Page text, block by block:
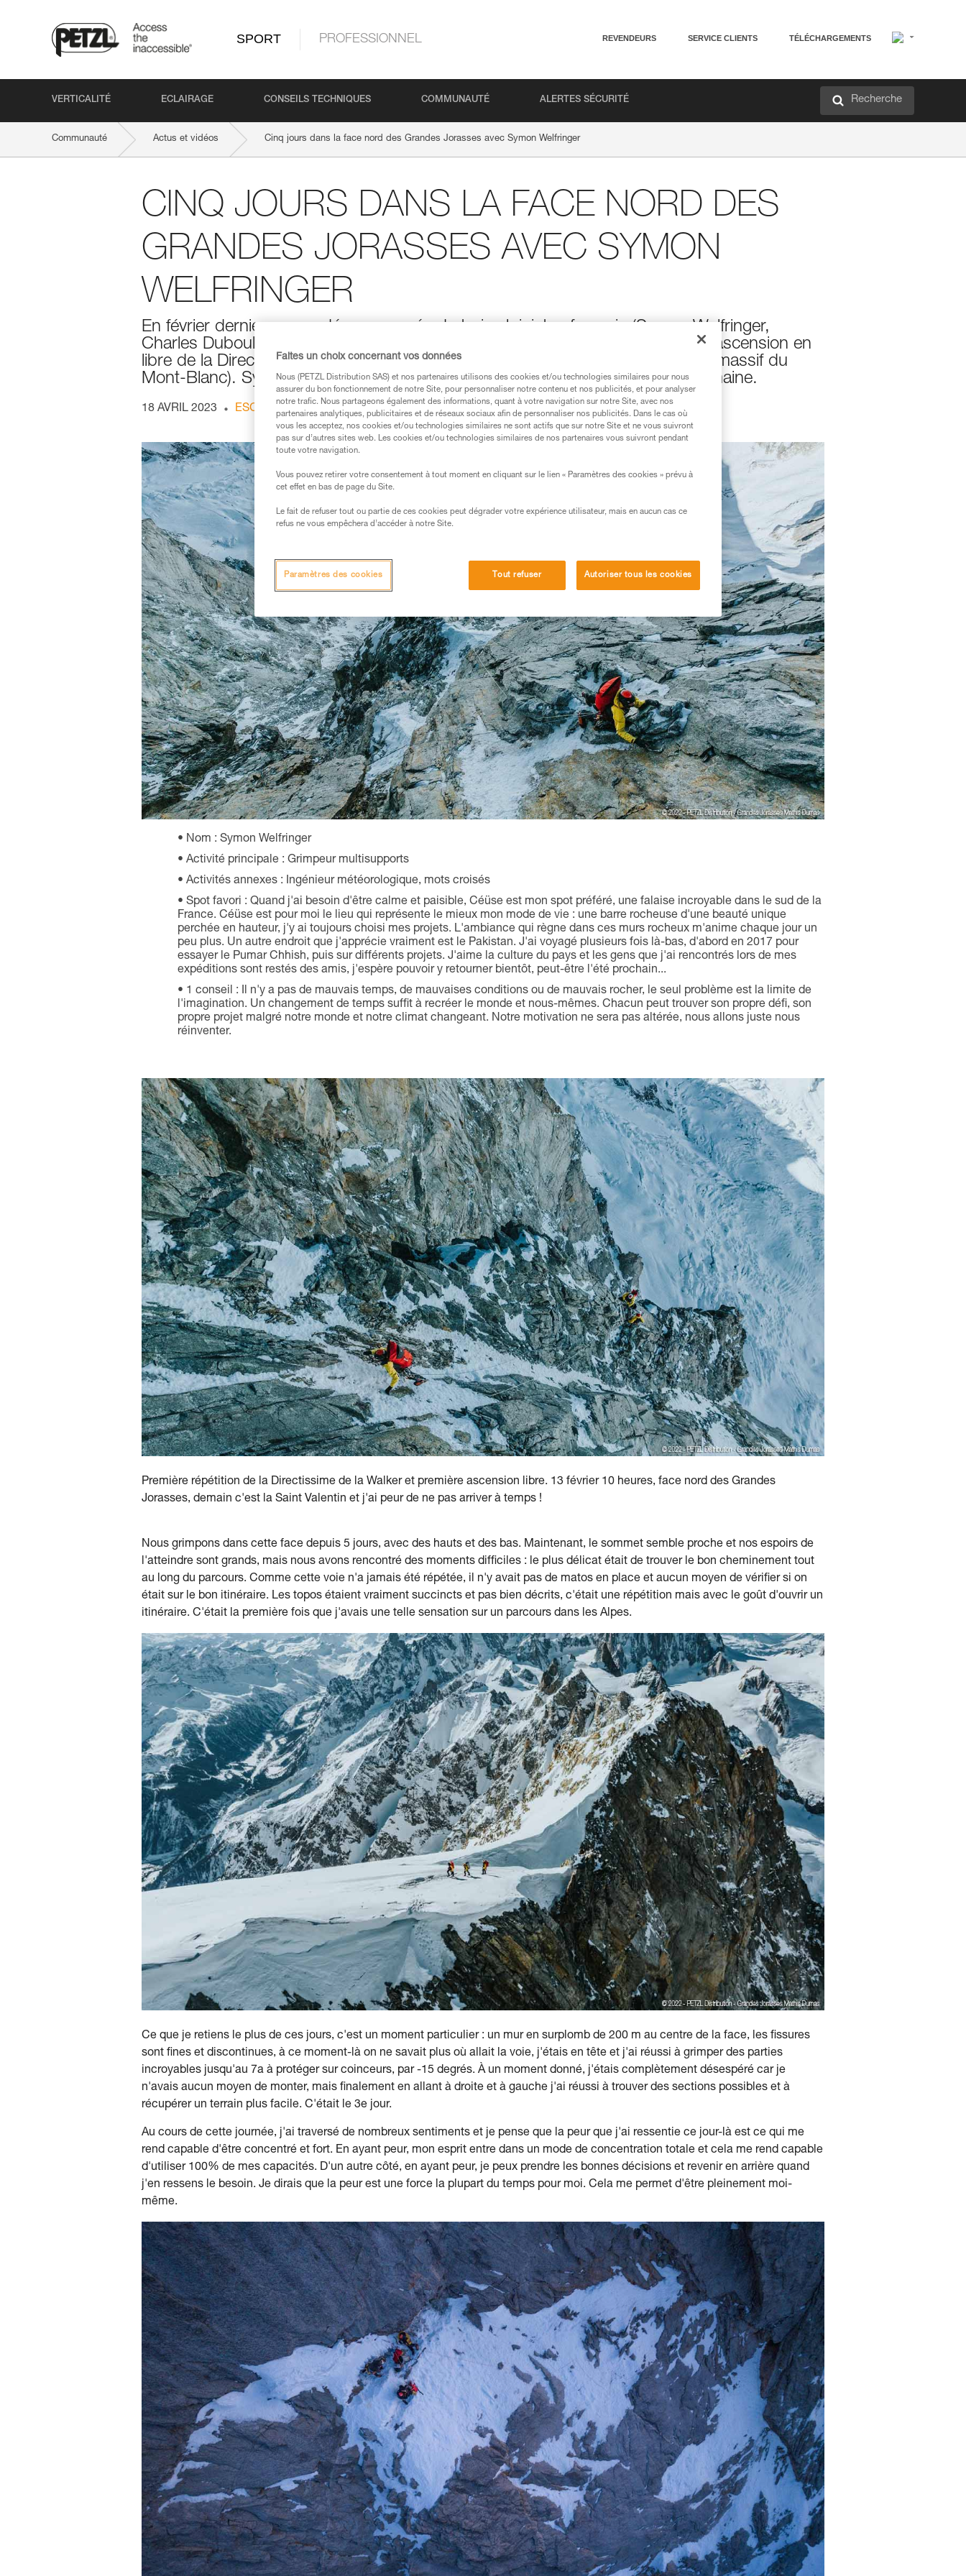
SPORT PROFESSIONNEL REVENDEURS SERVICE CLIENTS TÉLÉCHARGEMENTS
VERTICALITÉ ECLAIRAGE CONSEILS TECHNIQUES COMMUNAUTÉ ALERTES SÉCURITÉ Recherche
Communauté Actus et vidéos Cinq jours dans la face nord des Grandes Jorasses avec Symon Welfringer
CINQ JOURS DANS LA FACE NORD DES
GRANDES JORASSES AVEC SYMON
WELFRINGER
En février dernier, un cordée composée de trois alpinistes français (Symon Welfringer,
Charles Dubouloz et Clovis Paulin, signait la première répétition et la première ascension en
libre de la Directissime de la Walker dans la face nord des Grandes Jorasses (massif du
Mont-Blanc). Symon nous raconte ici cette incroyable aventure sportive et humaine.
18 AVRIL 2023 ESCALADE EN SALLE ET EN FALAISE
Nom : Symon Welfringer
Activité principale : Grimpeur multisupports
Activités annexes : Ingénieur météorologique, mots croisés
Spot favori : Quand j'ai besoin d'être calme et paisible, Céüse est mon spot préféré, une falaise incroyable dans le sud de la
France. Céüse est pour moi le lieu qui représente le mieux mon mode de vie : une barre rocheuse d'une beauté unique
perchée en hauteur, j'y ai toujours choisi mes projets. L'ambiance qui règne dans ces murs rocheux m'anime chaque jour un
peu plus. Un autre endroit que j'apprécie vraiment est le Pakistan. J'ai voyagé plusieurs fois là-bas, d'abord en 2017 pour
essayer le Pumar Chhish, puis sur différents projets. J'aime la culture du pays et les gens que j'ai rencontrés lors de mes
expéditions sont restés des amis, j'espère pouvoir y retourner bientôt, peut-être l'été prochain...
1 conseil : Il n'y a pas de mauvais temps, de mauvaises conditions ou de mauvais rocher, le seul problème est la limite de
l'imagination. Un changement de temps suffit à recréer le monde et nous-mêmes. Chacun peut trouver son propre défi, son
propre projet malgré notre monde et notre climat changeant. Notre motivation ne sera pas altérée, nous allons juste nous
réinventer.
Première répétition de la Directissime de la Walker et première ascension libre. 13 février 10 heures, face nord des Grandes
Jorasses, demain c'est la Saint Valentin et j'ai peur de ne pas arriver à temps !
Nous grimpons dans cette face depuis 5 jours, avec des hauts et des bas. Maintenant, le sommet semble proche et nos espoirs de
l'atteindre sont grands, mais nous avons rencontré des moments difficiles : le plus délicat était de trouver le bon cheminement tout
au long du parcours. Comme cette voie n'a jamais été répétée, il n'y avait pas de matos en place et aucun moyen de vérifier si on
était sur le bon itinéraire. Les topos étaient vraiment succincts et pas bien décrits, c'était une répétition mais avec le goût d'ouvrir un
itinéraire. C'était la première fois que j'avais une telle sensation sur un parcours dans les Alpes.
Ce que je retiens le plus de ces jours, c'est un moment particulier : un mur en surplomb de 200 m au centre de la face, les fissures
sont fines et discontinues, à ce moment-là on ne savait plus où allait la voie, j'étais en tête et j'ai réussi à grimper des parties
incroyables jusqu'au 7a à protéger sur coinceurs, par -15 degrés. À un moment donné, j'étais complètement désespéré car je
n'avais aucun moyen de monter, mais finalement en allant à droite et à gauche j'ai réussi à trouver des sections possibles et à
récupérer un terrain plus facile. C'était le 3e jour.
Au cours de cette journée, j'ai traversé de nombreux sentiments et je pense que la peur que j'ai ressentie ce jour-là est ce qui me
rend capable d'être concentré et fort. En ayant peur, mon esprit entre dans un mode de concentration totale et cela me rend capable
d'utiliser 100% de mes capacités. D'un autre côté, en ayant peur, je peux prendre les bonnes décisions et revenir en arrière quand
j'en ressens le besoin. Je dirais que la peur est une force la plupart du temps pour moi. Cela me permet d'être pleinement moi-
même.
Faites un choix concernant vos données
Nous (PETZL Distribution SAS) et nos partenaires utilisons des cookies et/ou technologies similaires pour nous
assurer du bon fonctionnement de notre Site, pour personnaliser notre contenu et nos publicités, et pour analyser
notre trafic. Nous partageons également des informations, quant à votre navigation sur notre Site, avec nos
partenaires analytiques, publicitaires et de réseaux sociaux afin de personnaliser nos publicités. Dans le cas où
vous les acceptez, nos cookies et/ou technologies similaires ne sont actifs que sur notre Site et ne vous suivront
pas sur d’autres sites web. Les cookies et/ou technologies similaires de nos partenaires vous suivront pendant
toute votre navigation.
Vous pouvez retirer votre consentement à tout moment en cliquant sur le lien « Paramètres des cookies » prévu à
cet effet en bas de page du Site.
Le fait de refuser tout ou partie de ces cookies peut dégrader votre expérience utilisateur, mais en aucun cas ce
refus ne vous empêchera d’accéder à notre Site.
Tout refuser Autoriser tous les cookies
Paramètres des cookies